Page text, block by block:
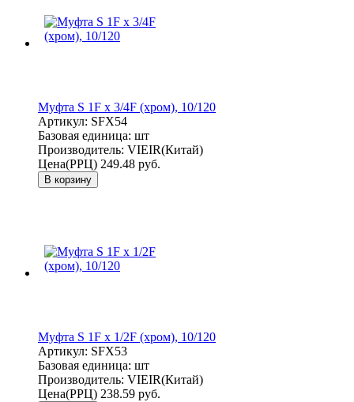
Муфта S 1F x 3/4F (хром), 10/120
Артикул: SFX54
Базовая единица: шт
Производитель: VIEIR(Китай)
Цена(РРЦ) 249.48 руб.
В корзину
Муфта S 1F x 1/2F (хром), 10/120
Артикул: SFX53
Базовая единица: шт
Производитель: VIEIR(Китай)
Цена(РРЦ) 238.59 руб.